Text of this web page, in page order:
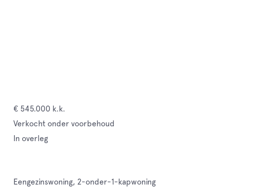
€ 545.000 k.k.
Verkocht onder voorbehoud
In overleg
Eengezinswoning, 2-onder-1-kapwoning